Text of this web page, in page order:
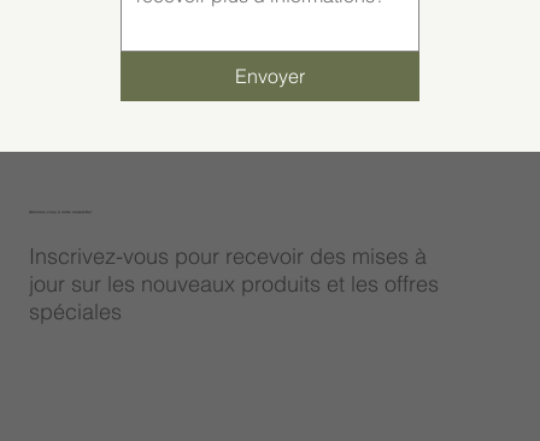
Envoyer
Inscrivez-vous pour recevoir des mises à
jour sur les nouveaux produits et les offres
spéciales
Abonnez-vous à notre newsletter